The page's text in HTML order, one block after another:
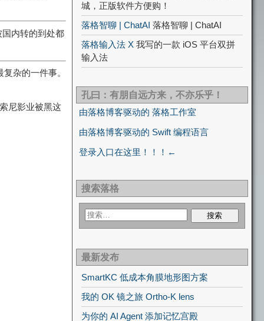
内转的到处都
杂的一件事。
尼影业被黑这
城，正版软件方便购！
落格智聊 | ChatAI 落格智聊 | ChatAI
落格输入法 X 我写的一款 iOS 平台双拼
输入法
孔曰：有朋自远方来，不亦乐乎！
由落格博客驱动的 落格工作室
由落格博客驱动的 Swift 编程语言
登录入口在这里！！！←
搜索落格
最新发布
SmartKC 低成本角膜地形图方案
我的 OK 镜之旅 Ortho-K lens
为你的 AI Agent 添加记忆宫殿